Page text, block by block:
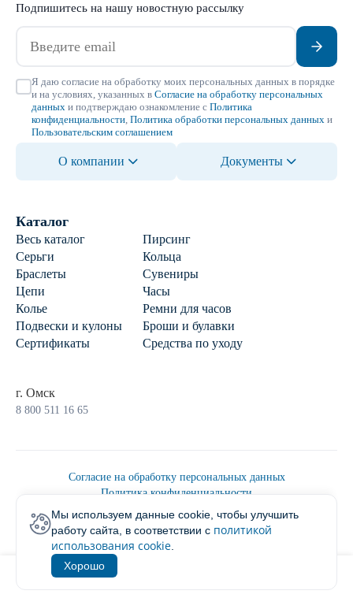
1
Подпишитесь на нашу новостную рассылку
Я даю согласие на обработку моих персональных данных в порядке
и на условиях, указанных в Согласие на обработку персональных
данных и подтверждаю ознакомление с Политика
конфиденциальности Политика обработки персональных данных и
Пользовательским соглашением
О компании Документы
Каталог
Весь каталог
Пирсинг
Серьги
Кольца
Браслеты
Сувениры
Цепи
Часы
Колье
Ремни для часов
Подвески и кулоны
Броши и булавки
Сертификаты
Средства по уходу
г. Омск
8 800 511 16 65
Согласие на обработку персональных данных
Политика конфиденциальности
Политика обработки персональных данных
Пользовательским соглашением
2026 © Ювелирторг
Мы используем данные cookie, чтобы улучшить
работу сайта, в соответствии с политикой
использования cookie
Хорошо